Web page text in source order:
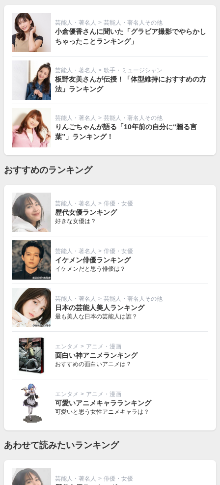
芸能人・著名人 > 芸能人・著名人その他
小倉優香さんに聞いた「グラビア撮影でやらかし
ちゃったことランキング」
芸能人・著名人 > 歌手・ミュージシャン
板野友美さんが伝授！「体型維持におすすめの方
法」ランキング
芸能人・著名人 > 芸能人・著名人その他
りんごちゃんが語る「10年前の自分に“贈る言
葉”」ランキング！
おすすめのランキング
芸能人・著名人 > 俳優・女優
歴代女優ランキング
好きな女優は？
芸能人・著名人 > 俳優・女優
イケメン俳優ランキング
イケメンだと思う俳優は？
芸能人・著名人 > 芸能人・著名人その他
日本の芸能人美人ランキング
最も美人な日本の芸能人は誰？
エンタメ > アニメ・漫画
面白い神アニメランキング
おすすめの面白いアニメは？
エンタメ > アニメ・漫画
可愛いアニメキャラランキング
可愛いと思う女性アニメキャラは？
あわせて読みたいランキング
芸能人・著名人 > 俳優・女優